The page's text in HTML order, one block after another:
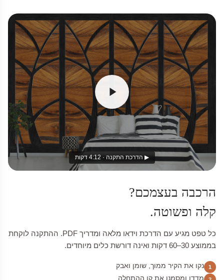
▶ הדרכת התקנה · 4:12 דקות
הרכבה בעצמכם?
קלה ופשוטה.
כל טפט מגיע עם הדרכת וידאו מלאה ומדריך PDF. ההתקנה לוקחת
בממוצע 30–60 דקות ואינה דורשת כלים מיוחדים.
1 נקו את הקיר ממוך, שומן ואבק
מדדו ומסמנו את קו ההתחלה